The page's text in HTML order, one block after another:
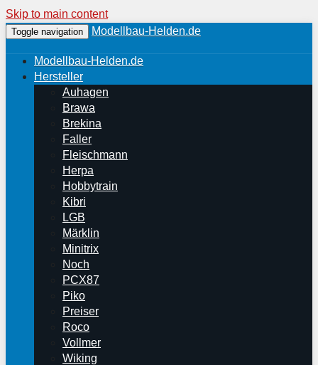
Skip to main content
Toggle navigation Modellbau-Helden.de
Modellbau-Helden.de
Hersteller
Auhagen
Brawa
Brekina
Faller
Fleischmann
Herpa
Hobbytrain
Kibri
LGB
Märklin
Minitrix
Noch
PCX87
Piko
Preiser
Roco
Vollmer
Wiking